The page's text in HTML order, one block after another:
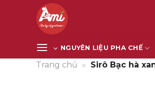
NGUYÊN LIỆU PHA CHẾ
Trang chủ » Sirô Bạc hà